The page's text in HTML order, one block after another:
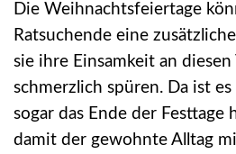
Die Weihnachtsfeiertage
Ratsuchende eine
sie ihre Einsamkeit an diesen
schmerzlich spüren. Da ist
sogar das Ende der Festtage
damit der gewohnte Alltag